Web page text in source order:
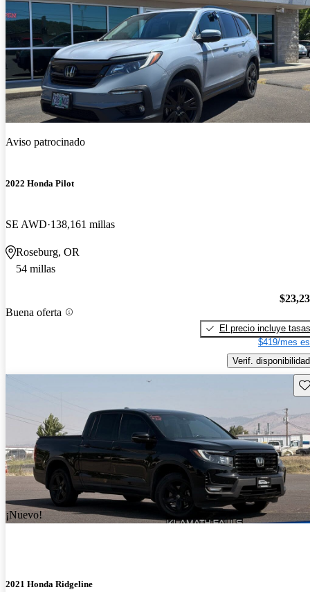
Aviso patrocinado
2022 Honda Pilot
SE AWD 138,161 millas
Roseburg, OR
54 millas
Buena oferta
El precio incluye tasas
$419/mes
Verif. disponibilidad
¡Nuevo!
2021 Honda Ridgeline